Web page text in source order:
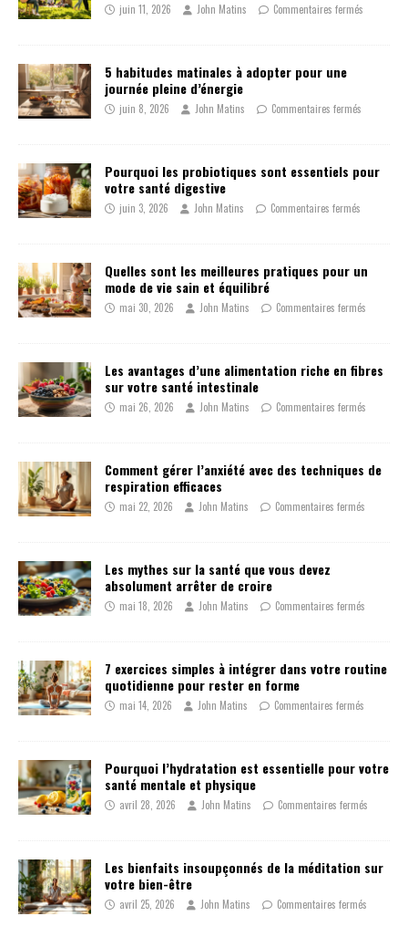
juin 11, 2026 John Matins Commentaires fermés
5 habitudes matinales à adopter pour une
journée pleine d’énergie
juin 8, 2026 John Matins Commentaires fermés
Pourquoi les probiotiques sont essentiels pour
votre santé digestive
juin 3, 2026 John Matins Commentaires fermés
Quelles sont les meilleures pratiques pour un
mode de vie sain et équilibré
mai 30, 2026 John Matins Commentaires fermés
Les avantages d’une alimentation riche en fibres
sur votre santé intestinale
mai 26, 2026 John Matins Commentaires fermés
Comment gérer l’anxiété avec des techniques de
respiration efficaces
mai 22, 2026 John Matins Commentaires fermés
Les mythes sur la santé que vous devez
absolument arrêter de croire
mai 18, 2026 John Matins Commentaires fermés
7 exercices simples à intégrer dans votre routine
quotidienne pour rester en forme
mai 14, 2026 John Matins Commentaires fermés
Pourquoi l’hydratation est essentielle pour votre
santé mentale et physique
avril 28, 2026 John Matins Commentaires fermés
Les bienfaits insoupçonnés de la méditation sur
votre bien-être
avril 25, 2026 John Matins Commentaires fermés